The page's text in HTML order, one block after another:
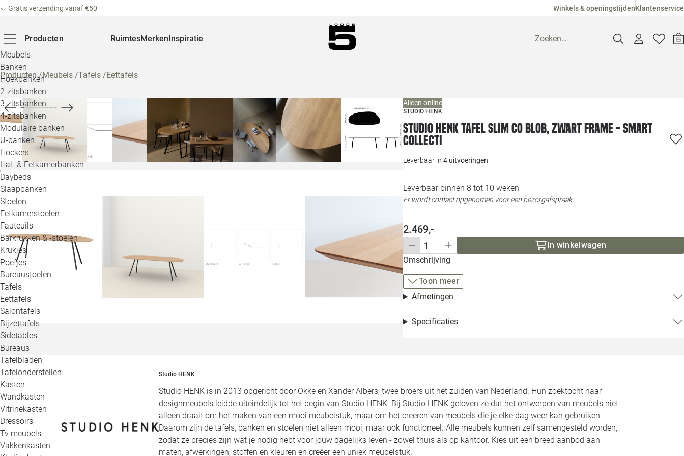
Gratis verzending vanaf €50 Winkels & openingstijdenKlantenservice
Producten
Meubels
Banken
Hoekbanken
2-zitsbanken
3-zitsbanken
4-zitsbanken
Modulaire banken
U-banken
Hockers
Hal- & Eetkamerbanken
Daybeds
Slaapbanken
Stoelen
Eetkamerstoelen
Fauteuils
Barkrukken & -stoelen
Krukjes
Poefjes
Bureaustoelen
Tafels
Eettafels
Salontafels
Bijzettafels
Sidetables
Bureaus
Tafelbladen
Tafelonderstellen
Kasten
Wandkasten
Vitrinekasten
Dressoirs
Tv meubels
Vakkenkasten
RuimtesMerkenInspiratie Zoeken…
Veelgestelde vragen
Loods 5
Loods 5
Alle
Producten/Meubels /Tafels /Eettafels
Alleen online
STUDIO HENK
Studio HENK tafel Slim Co Blob, zwart frame - Smart
Collecti
Leverbaar in 4 uitvoeringen
Leverbaar binnen 8 tot 10 weken
Er wordt contact opgenomen voor een bezorgafspraak
2.469,-
In winkelwagen
Omschrijving
Toon meer
Afmetingen
Specificaties
Studio HENK
Studio HENK is in 2013 opgericht door Okke en Xander Albers, twee broers uit het zuiden van Nederland. Hun zoektocht naar
designmeubels leidde uiteindelijk tot het begin van Studio HENK. Bij Studio HENK geloven ze dat het ontwerpen van meubels niet
alleen draait om het maken van een mooi meubelstuk, maar om het creëren van meubels die je elke dag weer kan gebruiken.
Daarom zijn de tafels, banken en stoelen niet alleen mooi, maar ook functioneel. Alle meubels kunnen zelf samengesteld worden,
zodat ze precies zijn wat je nodig hebt voor jouw dagelijks leven - zowel thuis als op kantoor. Kies uit een breed aanbod aan
maten, afwerkingen, stoffen en kleuren en creëer een uniek meubelstuk.